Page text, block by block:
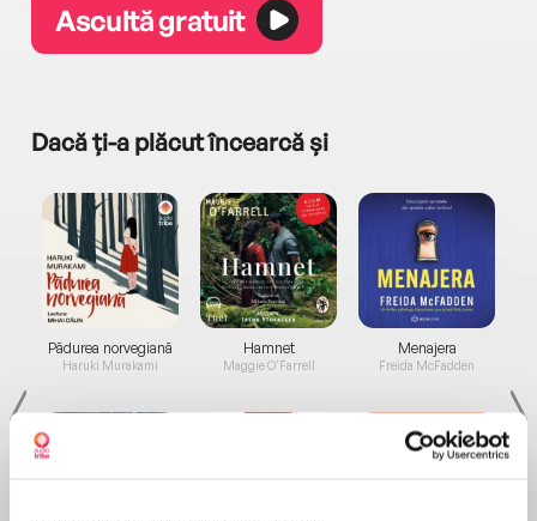
Ascultă gratuit
Dacă ți-a plăcut încearcă și
Pădurea norvegiană
Haruki Murakami
Hamnet
Maggie O'Farrell
Menajera
Freida McFadden